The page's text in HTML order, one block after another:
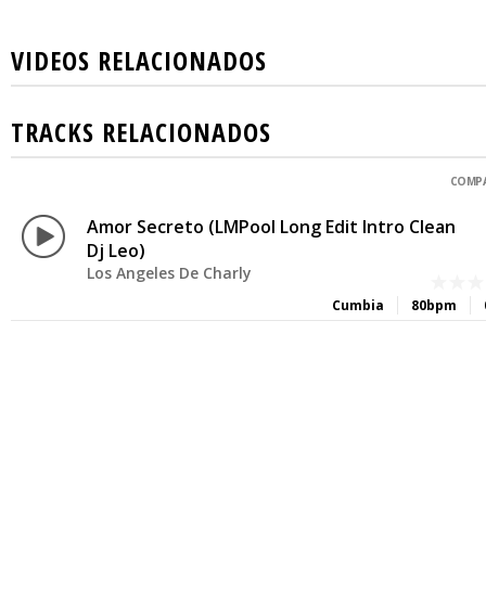
VIDEOS RELACIONADOS
TRACKS RELACIONADOS
Amor Secreto (LMPool Long Edit Intro Clean
Dj Leo)
Los Angeles De Charly
80bpm
Cumbia